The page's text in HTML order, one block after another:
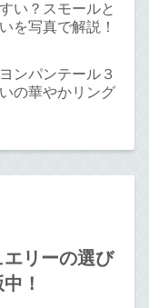
い？スモールと
を写真で解説！
ンパンテール３
の華やかリング
エリーの選び
！